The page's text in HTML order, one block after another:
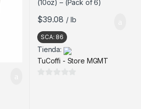
$39.08 / lb
SCA: 86
Tienda:
TuCoffi - Store MGMT